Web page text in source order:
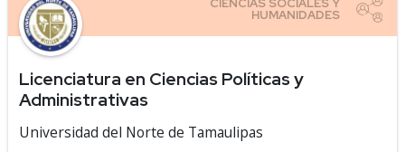
Licenciatura en Ciencias Políticas y
Administrativas
Universidad del Norte de Tamaulipas